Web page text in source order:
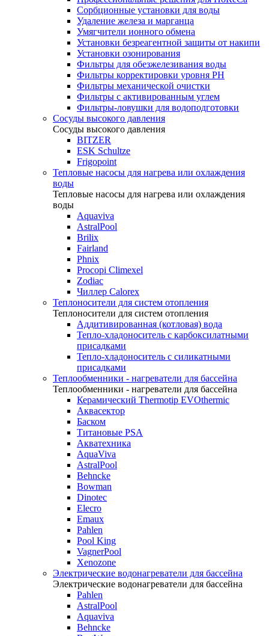
Сорбционные установки для воды
Удаление железа и марганца
Умягчители ионного обмена
Установки безреагентной защиты от накипи
Установки озонирования
Фильтры для обезжелезивания воды
Фильтры корректировки уровня PH
Фильтры механической очистки
Фильтры с активированным углем
Фильтры-ловушки для водоподготовки
Сосуды высокого давления
Сосуды высокого давления
BITZER
ESK Schultze
Frigopoint
Тепловые насосы для нагрева или охлаждения
воды
Тепловые насосы для нагрева или охлаждения
воды
Aquaviva
AstralPool
Brilix
Fairland
Phnix
Procopi Climexel
Zodiac
Чиллер Calorex
Теплоносители для систем отопления
Теплоносители для систем отопления
Аддитивированная (котловая) вода
Тепло-хладоноситель с карбоксилатными
присадками
Тепло-хладоноситель с силикатными
присадками
Теплообменники - нагреватели для бассейна
Теплообменники - нагреватели для бассейна
Керамический Thermotip EVOthermic
Аквасектор
Баском
Титановые PSA
Акватехника
AquaViva
AstralPool
Behncke
Bowman
Dinotec
Elecro
Emaux
Pahlen
Pool King
VagnerPool
Xenozone
Электрические водонагреватели для бассейна
Электрические водонагреватели для бассейна
Pahlen
AstralPool
Aquaviva
Behncke